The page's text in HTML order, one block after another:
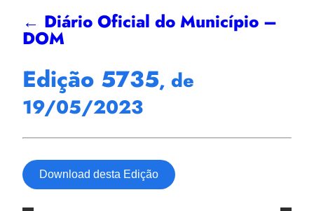
← Diário Oficial do Município –
DOM
Edição 5735, de
19/05/2023
Download desta Edição